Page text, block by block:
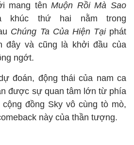
mang tênMuộn Rồi Mà Sao
thứ hai nằm trong
Chúng Ta Của Hiện Tạiphát
đây và cũng là khởi đầu của
ngớt.
đoán, động thái của nam ca
được sự quan tâm lớn từ phía
đồng Sky vô cùng tò mò,
này của thần tượng.